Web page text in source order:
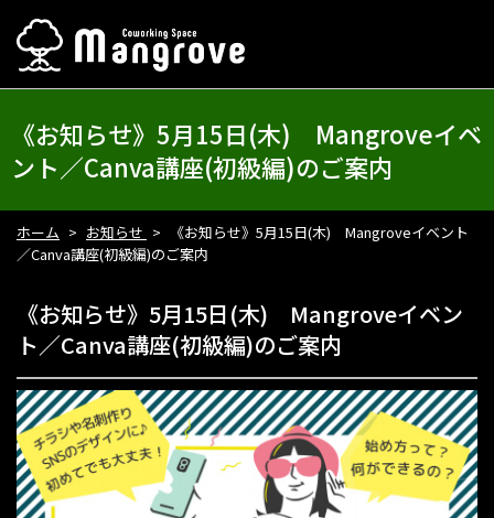
《お知らせ》5月15日(木) Mangroveイベ
ント／Canva講座(初級編)のご案内
ホーム お知らせ
《お知らせ》5月15日(木) Mangroveイベント
／Canva講座(初級編)のご案内
《お知らせ》5月15日(木) Mangroveイベン
ト／Canva講座(初級編)のご案内